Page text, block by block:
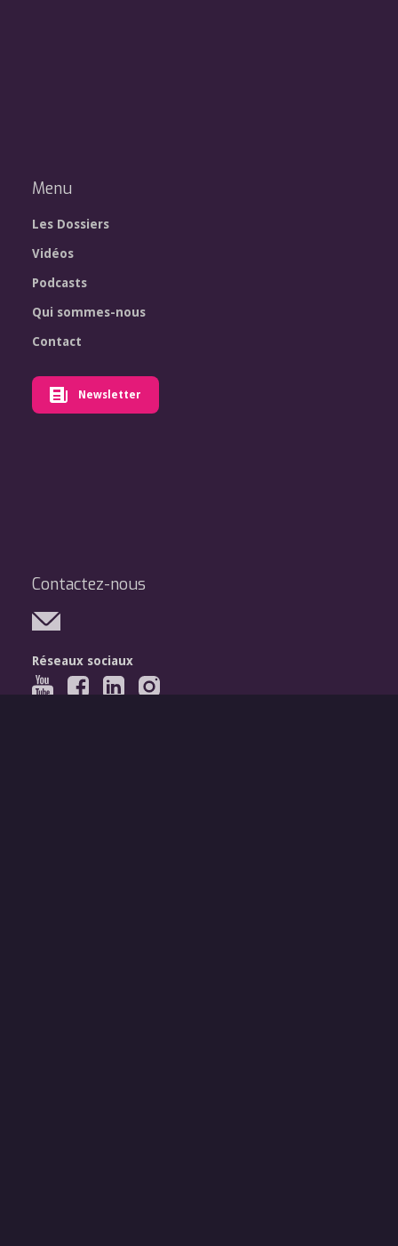
Menu
Les Dossiers
Vidéos
Podcasts
Qui sommes-nous
Contact
Newsletter
Contactez-nous
Réseaux sociaux